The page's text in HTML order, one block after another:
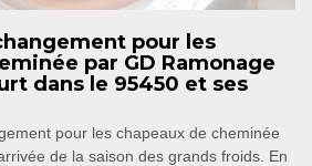
pour les
par GD Ramonage
dans le 95450 et ses
pour les chapeaux de cheminée
de la saison des grands froids. En